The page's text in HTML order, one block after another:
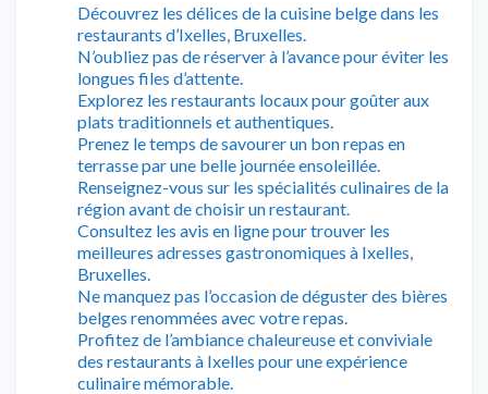
Découvrez les délices de la cuisine belge dans les
restaurants d’Ixelles, Bruxelles.
N’oubliez pas de réserver à l’avance pour éviter les
longues files d’attente.
Explorez les restaurants locaux pour goûter aux
plats traditionnels et authentiques.
Prenez le temps de savourer un bon repas en
terrasse par une belle journée ensoleillée.
Renseignez-vous sur les spécialités culinaires de la
région avant de choisir un restaurant.
Consultez les avis en ligne pour trouver les
meilleures adresses gastronomiques à Ixelles,
Bruxelles.
Ne manquez pas l’occasion de déguster des bières
belges renommées avec votre repas.
Profitez de l’ambiance chaleureuse et conviviale
des restaurants à Ixelles pour une expérience
culinaire mémorable.